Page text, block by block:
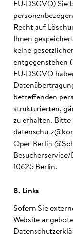
EU-DSGVO) Sie
Recht auf
Ihnen
keine
entgegenstehen
EU-DSGVO
betreffenden
strukturierten,
zu erhalten. Bitte
Oper Berlin
Besucherservice/
10625 Berlin.
8. Links
Sofern Sie
Website